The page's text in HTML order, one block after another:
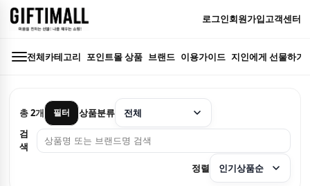
로그인회원가입고객센터
전체카테고리 포인트몰 상품 브랜드 이용가이드 지인에게 선물하기
총2개 필터
상품분류
검
색
정렬